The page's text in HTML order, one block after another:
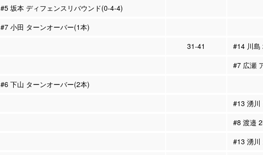
#5 坂本 ディフェンスリバウンド(0-4-4)
#7 小田 ターンオーバー(1本)
31-41
#14 川島
#7 広瀬
#6 下山 ターンオーバー(2本)
#13 湧川
#8 渡邉
#13 湧川